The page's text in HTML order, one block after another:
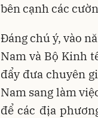
bên cạnh các
Đáng chú ý, vào
Nam và Bộ Kinh
đẩy đưa chuyên
Nam sang làm
để các địa